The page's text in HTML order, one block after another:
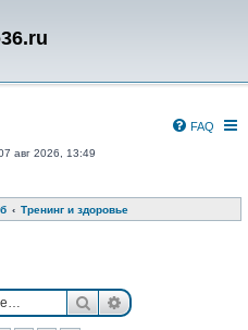
FAQ
авг 2026, 13:49
Тренинг и здоровье
ПоискРасширенный